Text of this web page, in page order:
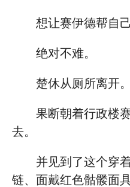
想让赛伊德帮自己
绝对不难。
楚休从厕所离开。
果断朝着行政楼
去。
并见到了这个穿
链、面戴红色骷髅面